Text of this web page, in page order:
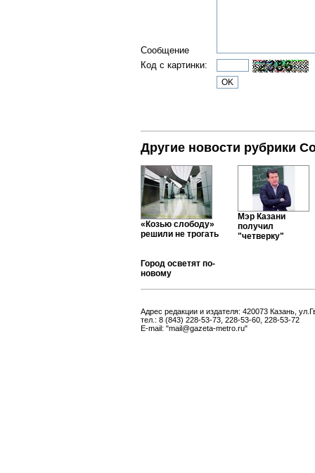
Сообщение
Код с картинки:
Другие новости рубрики
«Козью слободу»
решили не трогать
Мэр Казани
получил
"четверку"
Город осветят по-
новому
Адрес редакции и издателя: 420073 Казань,
тел.: 8 (843) 228-53-73, 228-53-60, 228-53-72
E-mail: "mail@gazeta-metro.ru"